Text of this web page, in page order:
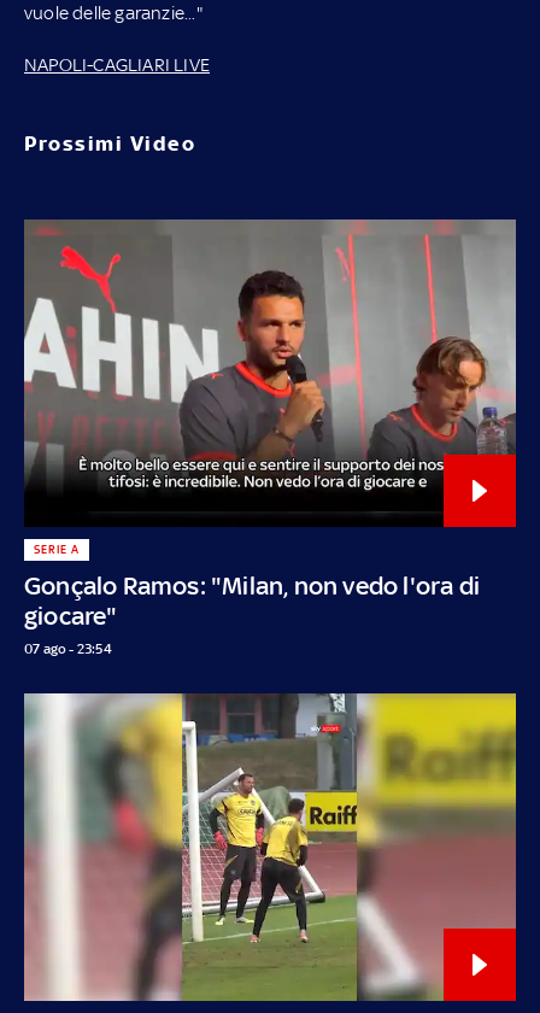
vuole delle garanzie..."
NAPOLI-CAGLIARI LIVE
Prossimi Video
Gonçalo Ramos: "Milan, non vedo l'ora di
giocare"
SERIE A
07 ago - 23:54